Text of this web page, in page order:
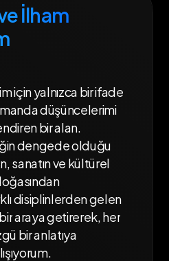
İlham
içinyalnızca birifade
düşüncelerimi
biralan.
dengedeolduğu
sanatınve kültürel
disiplinlerdengelen
birarayagetirerek,her
biranlatıya